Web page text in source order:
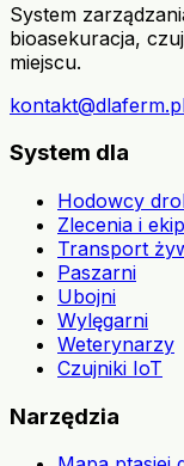
System
bioasekuracja,
miejscu.
System dla
Hodowcy
Zlecenia i
Transport
Paszarni
Ubojni
Wylęgarni
Weterynarzy
Czujniki IoT
Narzędzia